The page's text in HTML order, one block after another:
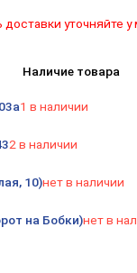
уточняйте
Наличие товара
1 в наличии
2 в наличии
10)нет в наличии
на Бобки)нет в